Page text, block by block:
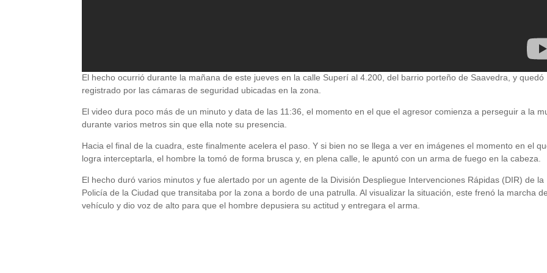
El hecho ocurrió durante la mañana de este jueves en la calle Superí al 4.200, del barrio porteño de Saavedra, y quedó
registrado por las cámaras de seguridad ubicadas en la zona.
El video dura poco más de un minuto y data de las 11:36, el momento en el que el agresor comienza a perseguir a la
durante varios metros sin que ella note su presencia.
Hacia el final de la cuadra, este finalmente acelera el paso. Y si bien no se llega a ver en imágenes el momento en el
logra interceptarla, el hombre la tomó de forma brusca y, en plena calle, le apuntó con un arma de fuego en la cabeza.
El hecho duró varios minutos y fue alertado por un agente de la División Despliegue Intervenciones Rápidas (DIR) de la
Policía de la Ciudad que transitaba por la zona a bordo de una patrulla. Al visualizar la situación, este frenó la marcha
vehículo y dio voz de alto para que el hombre depusiera su actitud y entregara el arma.